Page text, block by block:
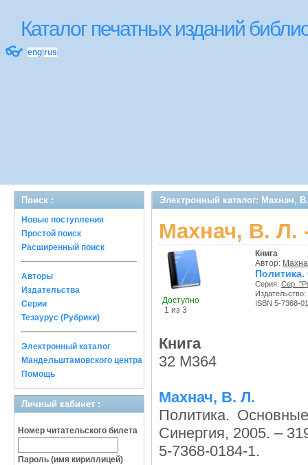
Каталог печатных изданий
👓 eng rus
Поиск :
Новые поступления
Простой поиск
Расширенный поиск
Авторы
Издательства
Серии
Тезаурус (Рубрики)
Электронный каталог
Мандельштамовского центра
Помощь
Личный кабинет :
Номер читательского билета
Пароль (имя кириллицей)
Электронный каталог: Махнач,
Махнач, В. Л.
Доступно
1 из 3
Книга
Автор:
Серия: Сер.
Издательство:
ISBN 5-7368-
Книга
32 М364
Махнач, В. Л.
Политика.
Синергия, 2005. –
5-7368-0184-1.